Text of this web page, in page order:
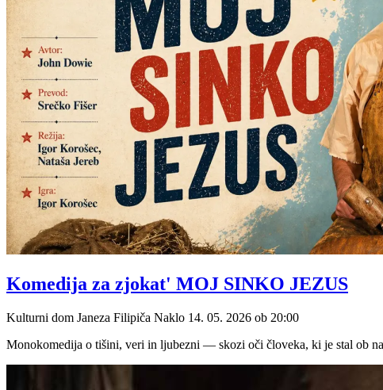
Komedija za zjokat' MOJ SINKO JEZUS
Kulturni dom Janeza Filipiča Naklo 14. 05. 2026 ob 20:00
Monokomedija o tišini, veri in ljubezni — skozi oči človeka, ki je stal ob